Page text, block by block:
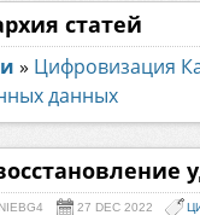
статей
» Цифровизация
данных
27 DEC 2022